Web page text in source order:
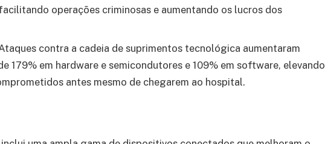
operações criminosas e aumentando os lucros dos
contra a cadeia de suprimentos tecnológica aumentaram
179% em hardware e semicondutores e 109% em software, elevando
antes mesmo de chegarem ao hospital.